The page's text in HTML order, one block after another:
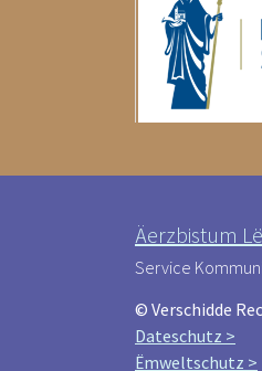
Äerzbistum
Service
© Verschidde
Dateschutz >
Ëmweltschutz >